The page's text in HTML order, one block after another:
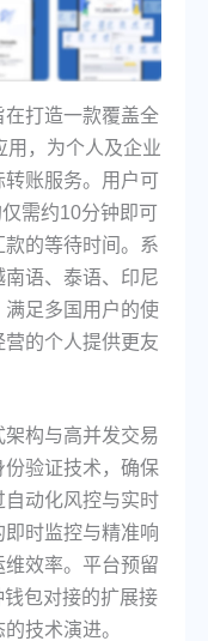
打造一款覆盖全
用，为个人及企业
账服务。用户可
需约10分钟即可
的等待时间。系
语、泰语、印尼
足多国用户的使
的个人提供更友
构与高并发交易
验证技术，确保
动化风控与实时
时监控与精准响
效率。平台预留
包对接的扩展接
技术演进。